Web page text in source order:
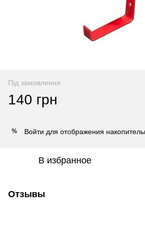
Під замовлення
140 грн
% Войти для отображения
В избранное
Отзывы